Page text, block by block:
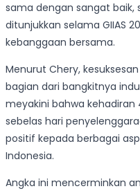
sama dengan sangat
ditunjukkan selama GIIAS
kebanggaan bersama.
Menurut Chery,
bagian dari bangkitnya
meyakini bahwa kehadiran
sebelas hari
positif kepada berbagai
Indonesia.
Angka ini mencerminkan